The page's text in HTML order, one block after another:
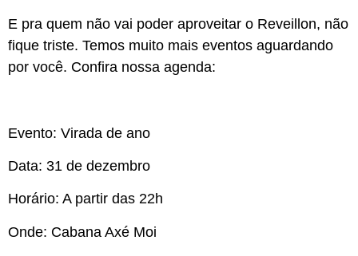
E pra quem não vai poder aproveitar o Reveillon, não
fique triste. Temos muito mais eventos aguardando
por você. Confira nossa agenda:
Evento: Virada de ano
Data: 31 de dezembro
Horário: A partir das 22h
Onde: Cabana Axé Moi